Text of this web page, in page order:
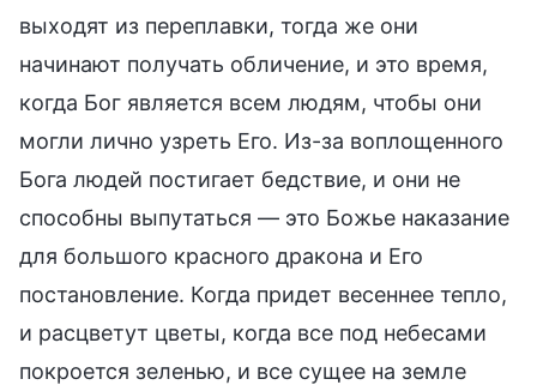
выходят из переплавки, тогда же они
начинают получать обличение, и это время,
когда Бог является всем людям, чтобы они
могли лично узреть Его. Из-за воплощенного
Бога людей постигает бедствие, и они не
способны выпутаться — это Божье наказание
для большого красного дракона и Его
постановление. Когда придет весеннее тепло,
и расцветут цветы, когда все под небесами
покроется зеленью, и все сущее на земле